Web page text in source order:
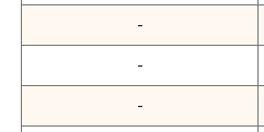
-
-
-